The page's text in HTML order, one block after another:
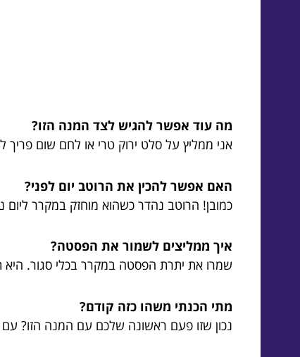
מה עוד אפשר להגיש לצד המנה הזו?
אני ממליץ על סלט ירוק טרי או לחם שום פריך
האם אפשר להכין את הרוטב יום לפני?
כמובן! הרוטב נהדר כשהוא מוחזק במקרר ליום
איך ממליצים לשמור את הפסטה?
שמרו את יתרת הפסטה במקרר בכלי סגור. היא
מתי הכנתי משהו כזה קודם?
נכון שזו פעם ראשונה שלכם עם המנה הזו?